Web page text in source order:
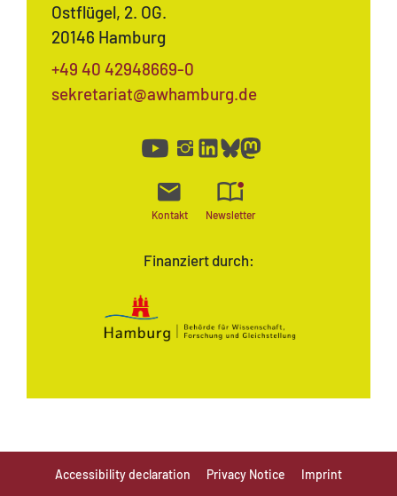
Finanziert durch:
Ostflügel, 2. OG.
20146 Hamburg
+49 40 42948669-0
sekretariat@awhamburg.de
Kontakt Newsletter
Accessibility declaration Privacy Notice Imprint